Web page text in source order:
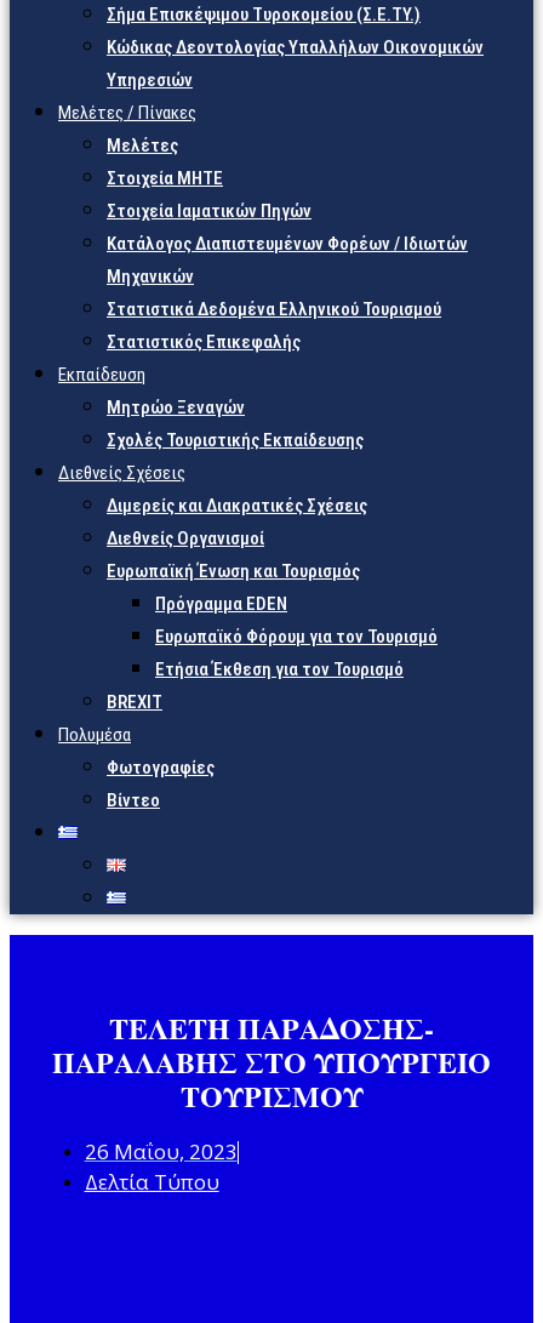
Σήμα Επισκέψιμου Τυροκομείου (Σ.Ε.TY.)
Κώδικας Δεοντολογίας Υπαλλήλων Οικονομικών
Υπηρεσιών
Μελέτες / Πίνακες
Μελέτες
Στοιχεία ΜΗΤΕ
Στοιχεία Ιαματικών Πηγών
Κατάλογος Διαπιστευμένων Φορέων / Ιδιωτών
Μηχανικών
Στατιστικά Δεδομένα Ελληνικού Τουρισμού
Στατιστικός Επικεφαλής
Εκπαίδευση
Μητρώο Ξεναγών
Σχολές Τουριστικής Εκπαίδευσης
Διεθνείς Σχέσεις
Διμερείς και Διακρατικές Σχέσεις
Διεθνείς Οργανισμοί
Ευρωπαϊκή Ένωση και Τουρισμός
Πρόγραμμα EDEN
Ευρωπαϊκό Φόρουμ για τον Τουρισμό
Ετήσια Έκθεση για τον Τουρισμό
BREXIT
Πολυμέσα
Φωτογραφίες
Βίντεο
ΤΕΛΕΤΗ ΠΑΡΑΔΟΣΗΣ-
ΠΑΡΑΛΑΒΗΣ ΣΤΟ ΥΠΟΥΡΓΕΙΟ
ΤΟΥΡΙΣΜΟΥ
26 Μαΐου, 2023
Δελτία Τύπου